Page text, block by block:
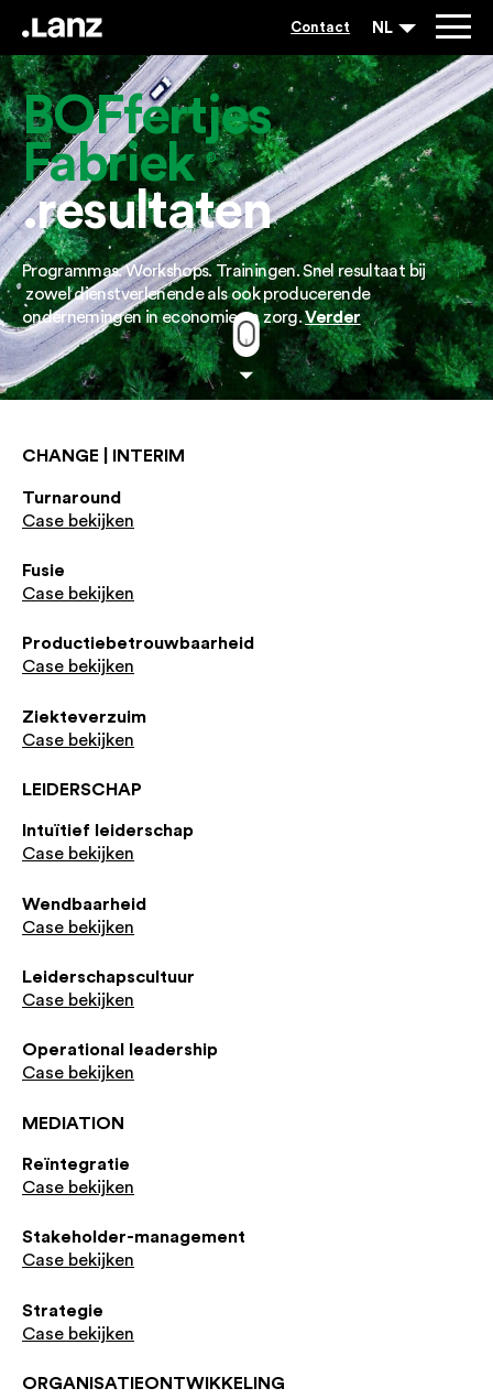
Contact NL
BOFfertjes
Fabriek®
.resultaten
Programmas. Workshops. Trainingen. Snel resultaat bij
zowel dienstverlenende als ook producerende
ondernemingen in economie en zorg.Verder
CHANGE | INTERIM
Turnaround
Case bekijken
Fusie
Case bekijken
Productiebetrouwbaarheid
Case bekijken
Ziekteverzuim
Case bekijken
LEIDERSCHAP
Intuïtief leiderschap
Case bekijken
Wendbaarheid
Case bekijken
Leiderschapscultuur
Case bekijken
Operational leadership
Case bekijken
MEDIATION
Reïntegratie
Case bekijken
Stakeholder-management
Case bekijken
Strategie
Case bekijken
ORGANISATIEONTWIKKELING